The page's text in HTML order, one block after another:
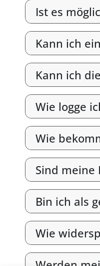
Ist es
Kann ich
Kann ich
Wie logge
Wie
Sind meine
Bin ich als
Wie